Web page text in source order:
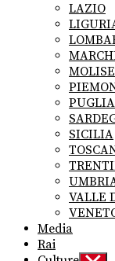
LAZIO
MOLISE
PUGLIA
SICILIA
VALLE
Media
Rai